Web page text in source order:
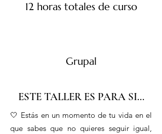
12 horas totales de curso
Grupal
ESTE TALLER ES PARA SI...
🤍 Estás en un momento de tu vida en el
que sabes que no quieres seguir igual,